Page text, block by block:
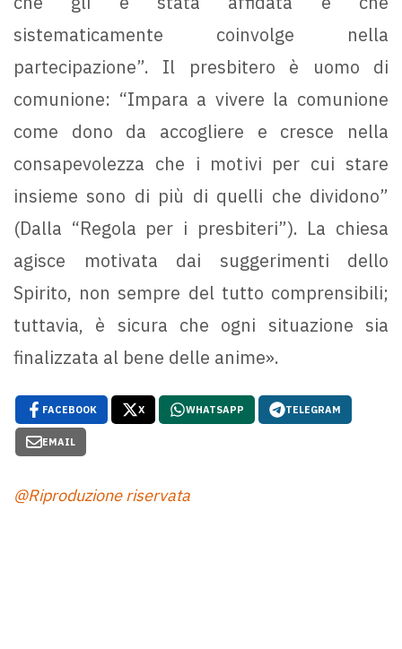
sistematicamente coinvolge nella
partecipazione”. Il presbitero è uomo di
comunione: “Impara a vivere la comunione
come dono da accogliere e cresce nella
consapevolezza che i motivi per cui stare
insieme sono di più di quelli che dividono”
(Dalla “Regola per i presbiteri”). La chiesa
agisce motivata dai suggerimenti dello
Spirito, non sempre del tutto comprensibili;
tuttavia, è sicura che ogni situazione sia
finalizzata al bene delle anime».
FACEBOOK X WHATSAPP TELEGRAM
EMAIL
@Riproduzione riservata